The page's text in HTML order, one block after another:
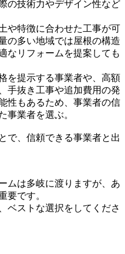
の技術力やデザイン性など
や特徴に合わせた工事が可
の多い地域では屋根の構造
なリフォームを提案しても
を提示する事業者や、高額
手抜き工事や追加費用の発
性もあるため、事業者の信
事業者を選ぶ。
で、信頼できる事業者と出
ムは多岐に渡りますが、あ
要です。
ベストな選択をしてくださ